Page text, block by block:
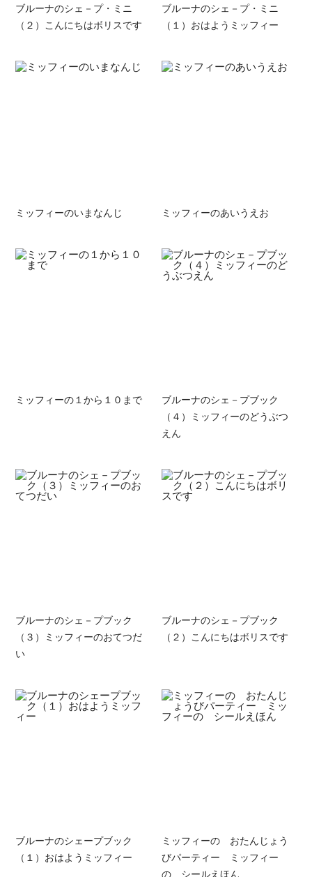
ブルーナのシェ－プ・ミニ
（２）こんにちはボリスです
ブルーナのシェ－プ・ミニ
（１）おはようミッフィー
ミッフィーのいまなんじ ミッフィーのあいうえお
ミッフィーの１から１０まで
ブルーナのシェ－プブック
（４）ミッフィーのどうぶつ
えん
ブルーナのシェ－プブック
（３）ミッフィーのおてつだ
い
ブルーナのシェ－プブック
（２）こんにちはボリスです
ブルーナのシェープブック
（１）おはようミッフィー
ミッフィーの おたんじょう
びパーティー ミッフィー
の シールえほん